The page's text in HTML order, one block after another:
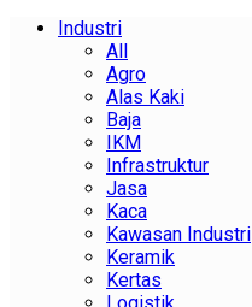
Industri
All
Agro
Alas Kaki
Baja
IKM
Infrastruktur
Jasa
Kaca
Kawasan Industri
Keramik
Kertas